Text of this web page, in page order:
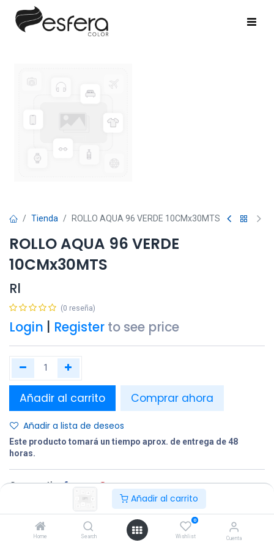
Añadir al carrito
Home Search
0
Wishlist Cuenta
Tienda ROLLO AQUA 96 VERDE 10CMx30MTS
ROLLO AQUA 96 VERDE
10CMx30MTS
Rl
(0 reseña)
Login Register to see price
Añadir al carrito Comprar ahora
Añadir a lista de deseos
Este producto tomará un tiempo aprox. de entrega de 48
horas.
Compartir
Terminos y condiciones: